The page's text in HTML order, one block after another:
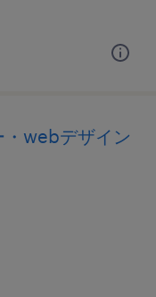
webデザイン